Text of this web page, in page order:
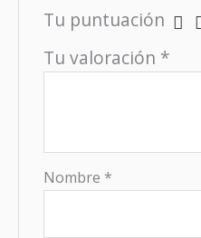
Tu puntuación
Tu valoración *
Nombre *